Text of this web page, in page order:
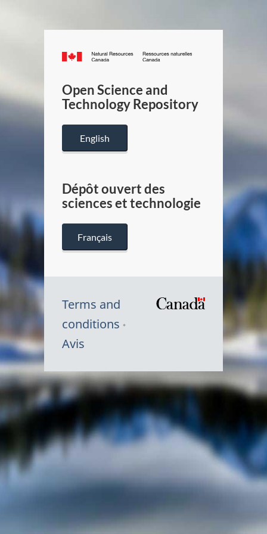
Canada.ca
/
Canada
Open Science and
Technology Repository
English
Dépôt ouvert des
sciences et technologie
Français
Terms and
conditions
Avis
Symbole
du
Canada